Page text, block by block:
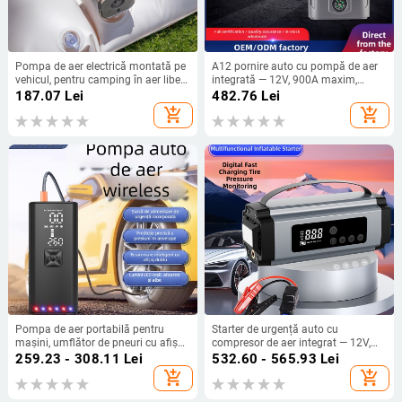
Pompa de aer electrică montată pe
vehicul, pentru camping în aer liber
și uz casnic, pompă de umflat/vid
pentru saltele, USB, 70 L/min, afișaj
digital
187.07 Lei
add_shopping_cart
A12 pornire auto cu pompă de aer
integrată — 12V, 900A maxim,
120W, afișaj digital, 35 L/min
482.76 Lei
add_shopping_cart
Pompa de aer portabilă pentru
mașini, umflător de pneuri cu afișaj
digital și iluminare
259.23 - 308.11 Lei
add_shopping_cart
Starter de urgență auto cu
compresor de aer integrat — 12V,
600A, 120W, debit 70 L/min,
532.60 - 565.93 Lei
add_shopping_cart